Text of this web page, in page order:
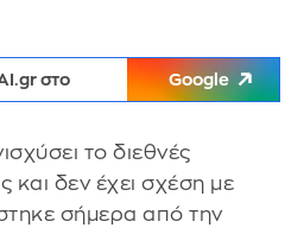
στο Google
το διεθνές
και δεν έχει σχέση με
σήμερα από την